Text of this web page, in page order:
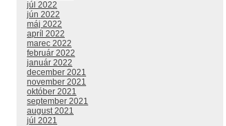
júl 2022
jún 2022
máj 2022
apríl 2022
marec 2022
február 2022
január 2022
december 2021
november 2021
október 2021
september 2021
august 2021
júl 2021